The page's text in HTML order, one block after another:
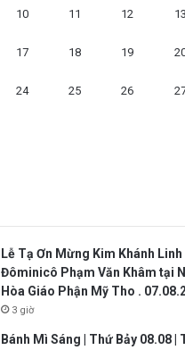
10 11 12 13
17 18 19
24 25 26
Lễ Tạ Ơn Mừng Kim Khánh
Đôminicô Phạm Văn Khâm tại
Hòa Giáo Phận Mỹ Tho .
3 giờ
Bánh Mì Sáng | Thứ Bảy 08.08 |